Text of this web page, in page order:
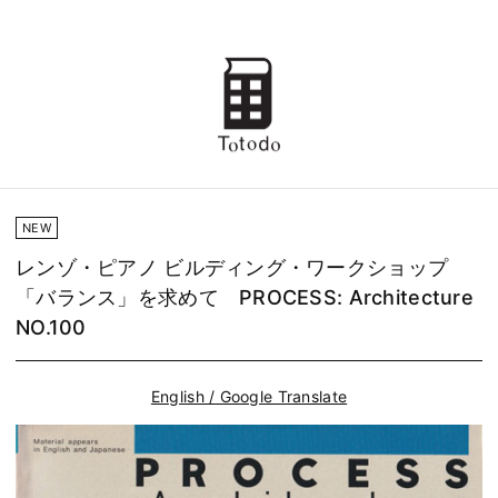
NEW
レンゾ・ピアノ ビルディング・ワークショップ
「バランス」を求めて PROCESS: Architecture
NO.100
English / Google Translate